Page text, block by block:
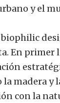
y el
En primer
madera
con la